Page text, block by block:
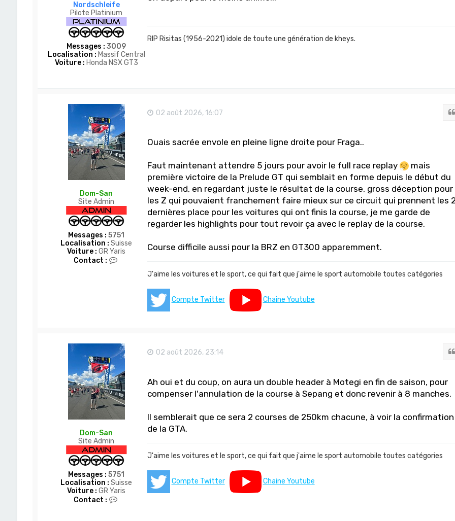
m
-
S
a
n
Nordschleife
Pilote Platinium
Messages : 3009
Localisation : Massif Central
Voiture : Honda NSX GT3
RIP Risitas (1956-2021) idole de toute une génération de kheys.
Dom-San
Site Admin
Messages : 5751
Localisation : Suisse
Voiture : GR Yaris
Contact :
m
-
a
n
02 août 2026, 16:07
Ouais sacrée envole en pleine ligne droite pour Fraga..
Faut maintenant attendre 5 jours pour avoir le full race replay
mais
première victoire de la Prelude GT qui semblait en forme depuis le début du
week-end, en regardant juste le résultat de la course, gross déception pour
les Z qui pouvaient franchement faire mieux sur ce circuit qui prennent les 2
dernières place pour les voitures qui ont finis la course, je me garde de
regarder les highlights pour tout revoir ça avec le replay de la course.
Course difficile aussi pour la BRZ en GT300 apparemment.
J'aime les voitures et le sport, ce qui fait que j'aime le sport automobile toutes catégories
Compte Twitter
Chaine Youtube
Dom-San
Site Admin
Messages : 5751
Localisation : Suisse
Voiture : GR Yaris
Contact :
02 août 2026, 23:14
Ah oui et du coup, on aura un double header à Motegi en fin de saison, pour
compenser l'annulation de la course à Sepang et donc revenir à 8 manches.
Il semblerait que ce sera 2 courses de 250km chacune, à voir la confirmation
de la GTA.
J'aime les voitures et le sport, ce qui fait que j'aime le sport automobile toutes catégories
Compte Twitter Chaine Youtube